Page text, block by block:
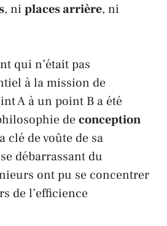
, ni places arrière, ni
qui n’était pas
à la mission de
A à un point B a été
deconception
clé de voûte de sa
débarrassant du
ont pu se concentrer
de l’efficience